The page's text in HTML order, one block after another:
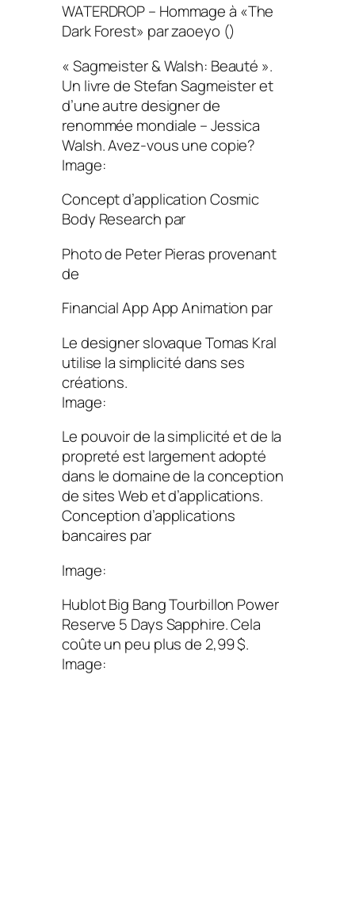
WATERDROP – Hommage à «The
Dark Forest» par zaoeyo ()
« Sagmeister & Walsh: Beauté ».
Un livre de Stefan Sagmeister et
d’une autre designer de
renommée mondiale – Jessica
Walsh. Avez-vous une copie?
Image:
Concept d’application Cosmic
Body Research par
Photo de Peter Pieras provenant
de
Financial App App Animation par
Le designer slovaque Tomas Kral
utilise la simplicité dans ses
créations.
Image:
Le pouvoir de la simplicité et de la
propreté est largement adopté
dans le domaine de la conception
de sites Web et d’applications.
Conception d’applications
bancaires par
Image:
Hublot Big Bang Tourbillon Power
Reserve 5 Days Sapphire. Cela
coûte un peu plus de 2,99 $.
Image: